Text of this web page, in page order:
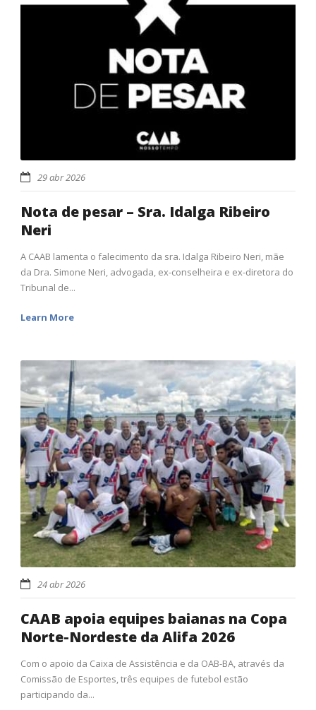
29 abr 2026
Nota de pesar – Sra. Idalga Ribeiro
Neri
A CAAB lamenta o falecimento da sra. Idalga Ribeiro Neri, mãe
da Dra. Simone Neri, advogada, ex-conselheira e ex-diretora do
Tribunal de...
Learn More
24 abr 2026
CAAB apoia equipes baianas na Copa
Norte-Nordeste da Alifa 2026
Com o apoio da Caixa de Assistência e da OAB-BA, através da
Comissão de Esportes, três equipes de futebol estão
participando da...